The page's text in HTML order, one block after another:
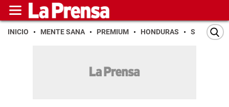
INICIO MENTE SANA PREMIUM HONDURAS SAN PEDRO